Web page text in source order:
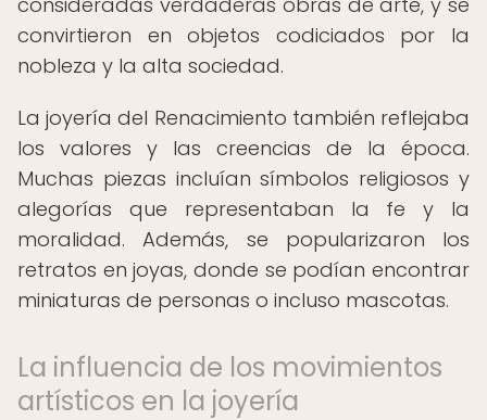
convirtieron en objetos codiciados por la
nobleza y la alta sociedad.
La joyería del Renacimiento también reflejaba
los valores y las creencias de la época.
Muchas piezas incluían símbolos religiosos y
alegorías que representaban la fe y la
moralidad. Además, se popularizaron los
retratos en joyas, donde se podían encontrar
miniaturas de personas o incluso mascotas.
La influencia de los movimientos
artísticos en la joyería